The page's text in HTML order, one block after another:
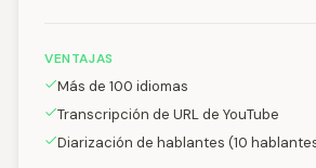
VENTAJAS
Más de 100 idiomas
Transcripción de URL de YouTube
Diarización de hablantes (10